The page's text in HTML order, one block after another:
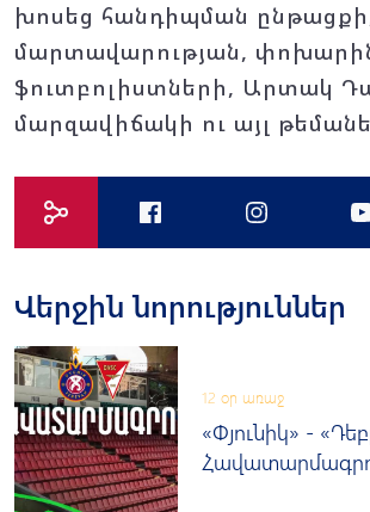
խոսեց հանդիպման
մարտավարության,
ֆուտբոլիստների, Արտակ
մարզավիճակի ու այլ
Վերջին նորություններ
12 օր առաջ
«Փյունիկ» -